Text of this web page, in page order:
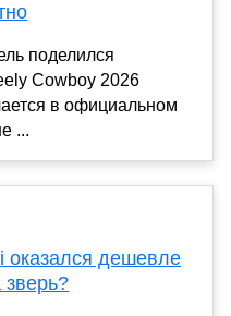
поделился
Cowboy 2026
в официальном
...
дешевле
зверь?